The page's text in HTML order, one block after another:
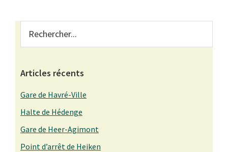
Primary
Sidebar
Articles récents
Gare de Havré-Ville
Halte de Hédenge
Gare de Heer-Agimont
Point d’arrêt de Heiken